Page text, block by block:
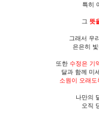
특히
그 뜻
그래서 우
은은히
또한 수정은 기
달과 함께 미
소원이 오래도
나만의
오직